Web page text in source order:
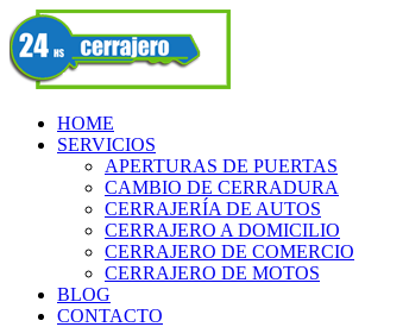
Skip
to
content
Facebook
HOME
SERVICIOS
APERTURAS DE PUERTAS
CAMBIO DE CERRADURA
CERRAJERÍA DE AUTOS
CERRAJERO A DOMICILIO
CERRAJERO DE COMERCIO
CERRAJERO DE MOTOS
BLOG
CONTACTO